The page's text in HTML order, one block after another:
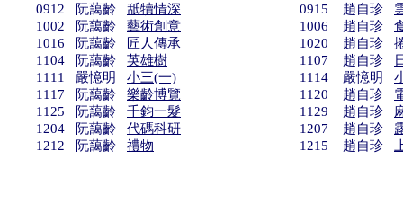
0912 阮藹齡 舐犢情深
1002 阮藹齡 藝術創意
1016 阮藹齡
匠人傳承
1104 阮藹齡 英雄樹
1111 嚴憶明 小三(一)
1117 阮藹齡 樂齡博覽
1125 阮藹齡 千鈞一髮
1204 阮藹齡 代碼科研
1212 阮藹齡 禮物
0915 趙自珍
1006 趙自珍
1020 趙自珍
1107 趙自珍
1114 嚴憶明
1120 趙自珍
1129 趙自珍
1207 趙自珍
1215 趙自珍